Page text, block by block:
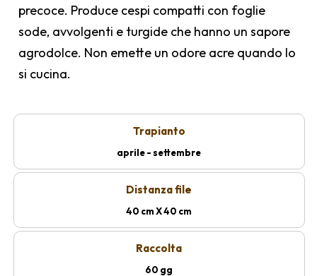
precoce. Produce cespi compatti con foglie
sode, avvolgenti e turgide che hanno un sapore
agrodolce. Non emette un odore acre quando lo
si cucina.
Trapianto
aprile - settembre
Distanza file
40 cm X 40 cm
Raccolta
60 gg